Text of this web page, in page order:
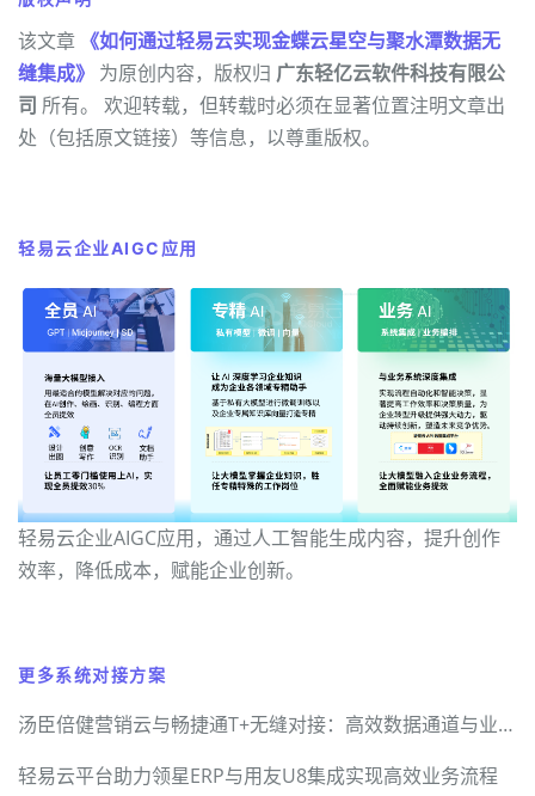
该文章 《如何通过轻易云实现金蝶云星空与聚水潭数据无
缝集成》 为原创内容，版权归 广东轻亿云软件科技有限公
司 所有。 欢迎转载，但转载时必须在显著位置注明文章出
处（包括原文链接）等信息，以尊重版权。
轻易云企业AIGC应用
轻易云企业AIGC应用，通过人工智能生成内容，提升创作
效率，降低成本，赋能企业创新。
更多系统对接方案
汤臣倍健营销云与畅捷通T+无缝对接：高效数据通道与业务价值升级
轻易云平台助力领星ERP与用友U8集成实现高效业务流程